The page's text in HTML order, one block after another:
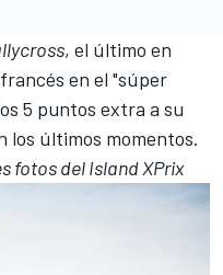
, el último en
en el "súper
5 puntos extra a su
los últimos momentos.
fotos del Island XPrix